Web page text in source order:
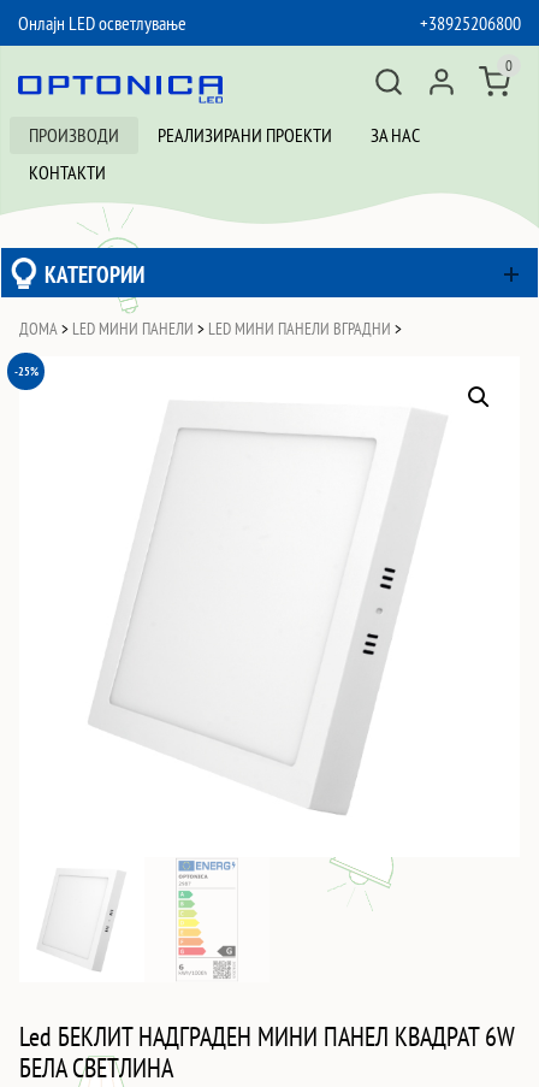
Онлајн LED осветлување
+38925206800
ПРОИЗВОДИ РЕАЛИЗИРАНИ ПРОЕКТИ
ЗА НАС
КОНТАКТИ
0
КАТЕГОРИИ
ДОМА > LED МИНИ ПАНЕЛИ > LED МИНИ ПАНЕЛИ ВГРАДНИ >
-25%
Led БЕКЛИТ НАДГРАДЕН МИНИ ПАНЕЛ КВАДРАТ 6W
БЕЛА СВЕТЛИНА